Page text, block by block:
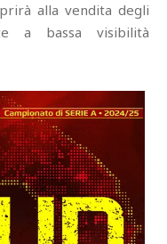
alla vendita degli
a bassa visibilità